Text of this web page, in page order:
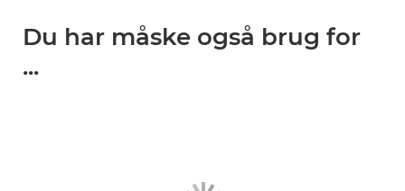
Du har måske også brug for
...